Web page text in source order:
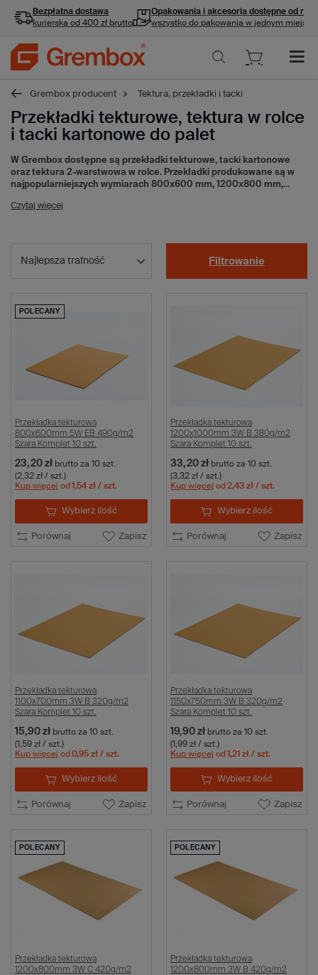
Bezpłatna dostawa
kurierska od 400 zł brutto
Opakowania i akcesoria dostępne od ręki
wszystko do pakowania w jednym miejscu
Grembox producent Tektura, przekładki i tacki
Przekładki tekturowe, tektura w rolce
i tacki kartonowe do palet
W Grembox dostępne są przekładki tekturowe, tacki kartonowe
oraz tektura 2-warstwowa w rolce. Przekładki produkowane są w
najpopularniejszych wymiarach 800x600 mm, 1200x800 mm,
magazynowania i transportowania różnego rodzaju towarów.
wykorzystana do owinięcia towarów w celu ich ochrony.W ofercie
Nadają się do powtórnego zastosowania, a po zużyciu można poddać
je recyklingowi.
Czytaj więcej
Najlepsza trafność Filtrowanie
POLECANY
Przekładka tekturowa
800x600mm 5W EB 490g/m2
Szara Komplet 10 szt.
23,20 zł brutto za 10 szt.
(2,32 zł / szt.)
Kup więcej od 1,54 zł / szt.
Porównaj Zapisz
Wybierz ilość
Przekładka tekturowa
1200x1000mm 3W B 380g/m2
Szara Komplet 10 szt.
33,20 zł brutto za 10 szt.
(3,32 zł / szt.)
Kup więcej od 2,43 zł / szt.
Porównaj Zapisz
Wybierz ilość
Przekładka tekturowa
1100x700mm 3W B 320g/m2
Szara Komplet 10 szt.
15,90 zł brutto za 10 szt.
(1,59 zł / szt.)
Kup więcej od 0,95 zł / szt.
Porównaj Zapisz
Wybierz ilość
Przekładka tekturowa
1150x750mm 3W B 320g/m2
Szara Komplet 10 szt.
19,90 zł brutto za 10 szt.
(1,99 zł / szt.)
Kup więcej od 1,21 zł / szt.
Porównaj Zapisz
Wybierz ilość
POLECANY
Przekładka tekturowa
1200x800mm 3W C 420g/m2
POLECANY
Przekładka tekturowa
1200x800mm 3W B 420g/m2